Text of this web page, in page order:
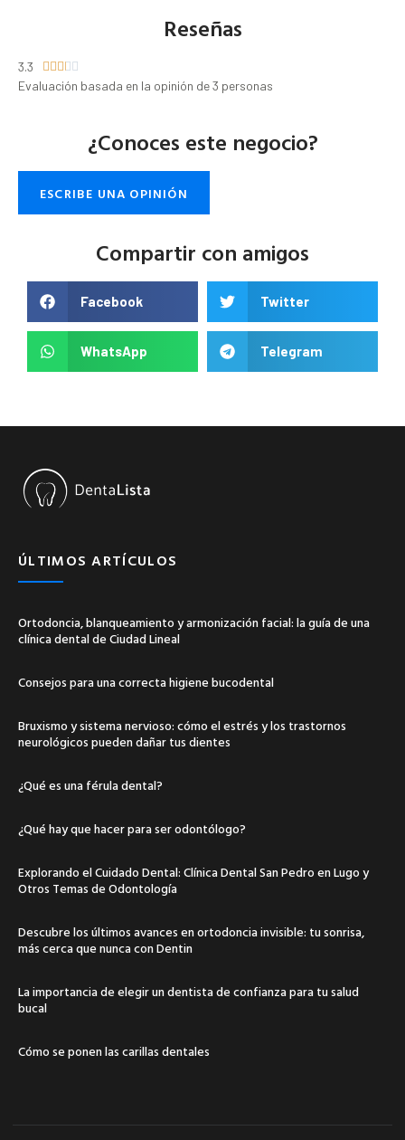
Reseñas
3.3     
Evaluación basada en la opinión de 3 personas
¿Conoces este negocio?
ESCRIBE UNA OPINIÓN
Compartir con amigos
Facebook Twitter
WhatsApp Telegram
ÚLTIMOS ARTÍCULOS
Ortodoncia, blanqueamiento y armonización facial: la guía de una
clínica dental de Ciudad Lineal
Consejos para una correcta higiene bucodental
Bruxismo y sistema nervioso: cómo el estrés y los trastornos
neurológicos pueden dañar tus dientes
¿Qué es una férula dental?
¿Qué hay que hacer para ser odontólogo?
Explorando el Cuidado Dental: Clínica Dental San Pedro en Lugo y
Otros Temas de Odontología
Descubre los últimos avances en ortodoncia invisible: tu sonrisa,
más cerca que nunca con Dentin
La importancia de elegir un dentista de confianza para tu salud
bucal
Cómo se ponen las carillas dentales